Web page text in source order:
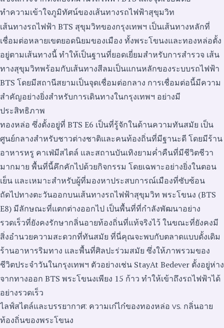
ทำความเข้าใจภูมิทัศน์ของเส้นทางรถไฟฟ้าสุขุมวิท
เส้นทางรถไฟฟ้า BTS สุขุมวิทของกรุงเทพฯ เป็นเส้นทางหลักที่
เชื่อมต่อหลายเขตยอดนิยมของเมือง ทั้งพระโขนงและทองหล่อตั้ง
อยู่ตามเส้นทางนี้ ทำให้เป็นฐานที่ยอดเยี่ยมสำหรับการสำรวจ เส้น
ทางสุขุมวิทพร้อมกับเส้นทางสีลมเป็นแกนหลักของระบบรถไฟฟ้า
BTS โดยมีสถานีสยามเป็นจุดเชื่อมต่อกลาง การเชื่อมต่อนี้มีความ
สำคัญอย่างยิ่งสำหรับการเดินทางในกรุงเทพฯ อย่างมี
ประสิทธิภาพ
ทองหล่อ ซึ่งตั้งอยู่ที่ BTS E6 เป็นที่รู้จักในด้านความทันสมัย เป็น
ศูนย์กลางสำหรับชาวต่างชาติและคนท้องถิ่นที่มีฐานะดี โดยมีร้าน
อาหารหรู คาเฟ่มีสไตล์ และสถานบันเทิงยามค่ำคืนที่มีชีวิตชีวา
มากมาย พื้นที่นี้คึกคักไปด้วยกิจกรรม โดยเฉพาะอย่างยิ่งในตอน
เย็น และเหมาะสำหรับผู้ที่มองหาประสบการณ์เมืองที่ซับซ้อน
ถัดไปทางตะวันออกบนเส้นทางรถไฟฟ้าสุขุมวิท พระโขนง (BTS
E8) มีลักษณะที่แตกต่างออกไป เป็นพื้นที่ที่กำลังพัฒนาอย่าง
รวดเร็วที่ยังคงรักษากลิ่นอายท้องถิ่นที่แท้จริงไว้ ในขณะที่ยังคงมี
สิ่งอำนวยความสะดวกที่ทันสมัย ที่นี่คุณจะพบกับตลาดแบบดั้งเดิม
ร้านอาหารริมทาง และพื้นที่ศิลปะร่วมสมัย ซึ่งให้ภาพรวมของ
ชีวิตประจำวันในกรุงเทพฯ ตัวอย่างเช่น StayAt Bedever ตั้งอยู่ห่าง
จากทางออก BTS พระโขนงเพียง 15 ก้าว ทำให้เข้าถึงรถไฟฟ้าได้
อย่างรวดเร็ว
ไลฟ์สไตล์และบรรยากาศ: ความเก๋ไก๋ของทองหล่อ vs. กลิ่นอาย
ท้องถิ่นของพระโขนง